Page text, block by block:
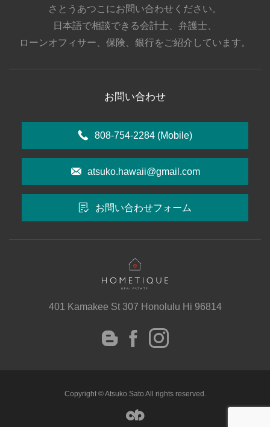
さとうあつこにお問い合わせください。
日本語で相談できる会計士、弁護士、
ローンオフィサー、保険、銀行をご紹介しています。
お問い合わせ
808-754-2284 (Mobile)
atsuko.hawaii@gmail.com
お問い合わせフォーム
401 Kamakee St 307 Honolulu Hi 96814
Blog Facebookinstagram
Copyright © Atsuko Sato All rights reserved.